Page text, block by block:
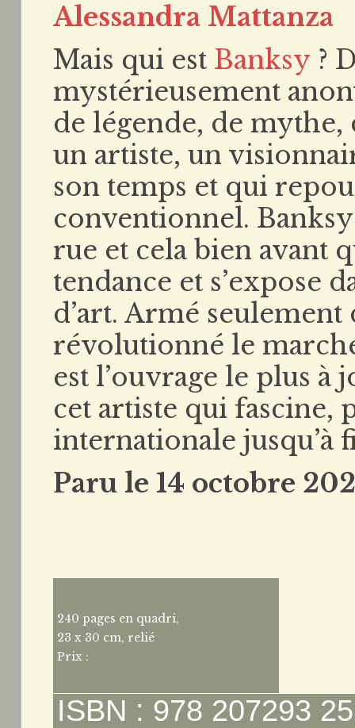
Alessandra Mattanza
Mais qui est Banksy ?
mystérieusement
de légende, de mythe,
un artiste, un
son temps et qui
conventionnel.
rue et cela bien avant
tendance et s’expose
d’art. Armé
révolutionné le
est l’ouvrage le plus
cet artiste qui fascine,
internationale jusqu’à
Paru le 14 octobre
240 pages en quadri,
23 x 30 cm, relié
Prix :
ISBN : 978 207293